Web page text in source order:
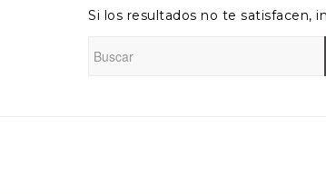
Si los resultados no te satisfacen,